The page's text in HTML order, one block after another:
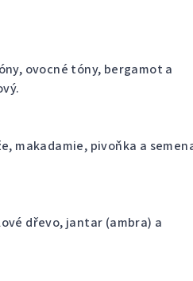
ovocné tóny, bergamot a
makadamie, pivoňka a
dřevo, jantar (ambra) a